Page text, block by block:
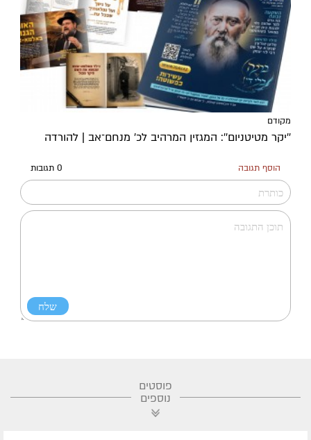
מקודם
''יקר מטיטניום'': המגזין המרהיב לכ’ מנחם־אב | להורדה
הוסף תגובה 0 תגובות
פוסטים
נוספים